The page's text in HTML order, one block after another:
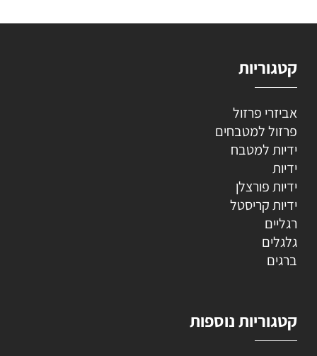
קטגוריות
אביזרי פרזול
פרזול למטבחים
ידיות למטבח
ידיות
ידיות פורצלן
ידיות קריסטל
רגליים
גלגלים
ברגים
קטגוריות נוספות